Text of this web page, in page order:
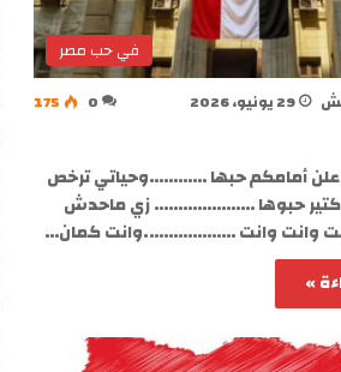
في حب مصر
29 يونيو، 2026 0
175
أمامكم حبها …………وحياتي ترخص
كتير حبوها ………………… زي ماحدش
وانت وانت ……………….وانت كمان…
»